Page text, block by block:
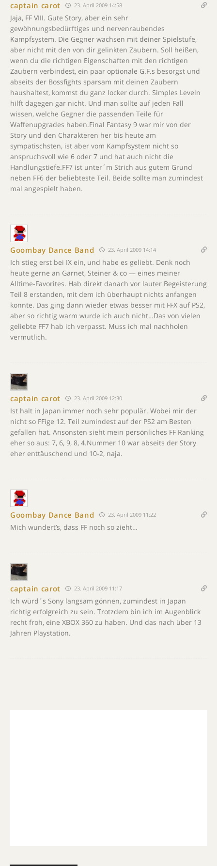
captain carot 23. April 2009 14:58
Jaja, FF VIII. Gute Story, aber ein sehr
gewöhnungsbedürftiges und nervenraubendes
Kampfsystem. Die Gegner wachsen mit deiner Spielstufe,
aber nicht mit den von dir gelinkten Zaubern. Soll heißen,
wenn du die richtigen Eigenschaften mit den richtigen
Zaubern verbindest, ein paar optionale G.F.s besorgst und
abseits der Bossfights sparsam mit deinen Zaubern
haushaltest, kommst du ganz locker durch. Simples Leveln
hilft dagegen gar nicht. Und man sollte auf jeden Fall
wissen, welche Gegner die passenden Teile für
Waffenupgrades haben.Final Fantasy 9 war mir von der
Story und den Charakteren her bis heute am
sympatischsten, ist aber vom Kampfsystem nicht so
anspruchsvoll wie 6 oder 7 und hat auch nicht die
Handlungstiefe.FF7 ist unter´m Strich aus gutem Grund
neben FF6 der beliebteste Teil. Beide sollte man zumindest
mal angespielt haben.
Goombay Dance Band 23. April 2009 14:14
Ich stieg erst bei IX ein, und habe es geliebt. Denk noch
heute gerne an Garnet, Steiner & co — eines meiner
Alltime-Favorites. Hab direkt danach vor lauter Begeisterung
Teil 8 erstanden, mit dem ich überhaupt nichts anfangen
konnte. Das ging dann wieder etwas besser mit FFX auf PS2,
aber so richtig warm wurde ich auch nicht…Das von vielen
geliebte FF7 hab ich verpasst. Muss ich mal nachholen
vermutlich.
captain carot 23. April 2009 12:30
Ist halt in Japan immer noch sehr populär. Wobei mir der
nicht so FFige 12. Teil zumindest auf der PS2 am Besten
gefallen hat. Ansonsten sieht mein persönliches FF Ranking
eher so aus: 7, 6, 9, 8, 4.Nummer 10 war abseits der Story
eher enttäuschend und 10-2, naja.
Goombay Dance Band 23. April 2009 11:22
Mich wundert’s, dass FF noch so zieht…
captain carot 23. April 2009 11:17
Ich würd´s Sony langsam gönnen, zumindest in Japan
richtig erfolgreich zu sein. Trotzdem bin ich im Augenblick
recht froh, eine XBOX 360 zu haben. Und das nach über 13
Jahren Playstation.